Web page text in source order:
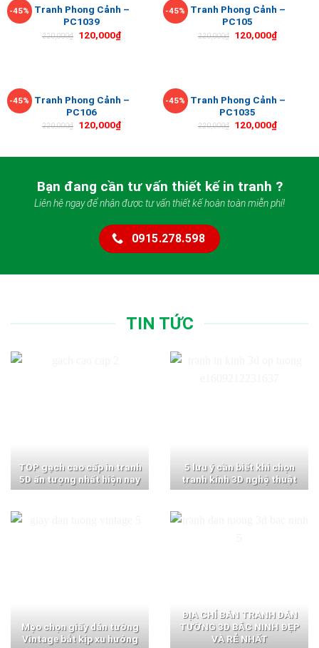
-45%
Tranh Phong Cảnh –
PC1039
220,000₫ 120,000₫
-45%
Tranh Phong Cảnh –
PC105
220,000₫ 120,000₫
-45%
Tranh Phong Cảnh –
PC106
220,000₫ 120,000₫
-45%
Tranh Phong Cảnh –
PC1035
220,000₫ 120,000₫
Bạn đang cần tư vấn thiết kế in tranh ?
Liên hệ ngay để nhận được tư vấn thiết kế hoàn toàn miễn phí!
0915.278.598
TIN TỨC
TOP gạch cao cấp in tranh
5D ấn tượng nhất hiện nay
5 lưu ý cần biết khi chọn
tranh kính 3D nghệ thuật
Mẹo chọn giấy dán tường
Vintage bắt kịp xu hướng
ĐỊA CHỈ BÁN TRANH DÁN
TƯỜNG 3D BẮC NINH ĐẸP
VÀ RẺ NHẤT